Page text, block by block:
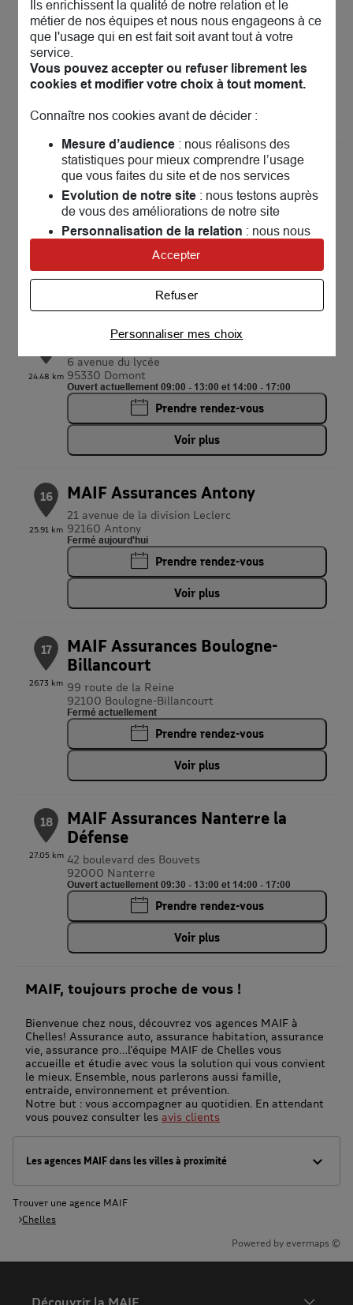
13
24.41 km
MAIF Assurances Meaux
35 chemin de Beauval
77100 Meaux
Ouvert actuellement 09:30 - 12:00 et 14:00 - 17:00
Prendre rendez-vous
Voir plus
MAIF Assurances Issy-les-
Moulineaux
54 rue du Général Leclerc
Ouvert actuellement 10:00 - 17:00
Prendre rendez-vous
24.48 km
MAIF Assurances Domont
6 avenue du lycée
95330 Domont
Ouvert actuellement 09:00 - 13:00 et 14:00 - 17:00
Prendre rendez-vous
Voir plus
16
25.91 km
MAIF Assurances Antony
21 avenue de la division Leclerc
92160 Antony
Fermé aujourd'hui
Prendre rendez-vous
Voir plus
17
26.73 km
MAIF Assurances Boulogne-
Billancourt
99 route de la Reine
92100 Boulogne-Billancourt
Fermé actuellement
Prendre rendez-vous
Voir plus
18
27.05 km
MAIF Assurances Nanterre la
Défense
42 boulevard des Bouvets
92000 Nanterre
Ouvert actuellement 09:30 - 13:00 et 14:00 - 17:00
Prendre rendez-vous
Voir plus
MAIF, toujours proche de vous !
Bienvenue chez nous, découvrez vos agences MAIF à
Chelles! Assurance auto, assurance habitation, assurance
vie, assurance pro…l'équipe MAIF de Chelles vous
accueille et étudie avec vous la solution qui vous convient
le mieux. Ensemble, nous parlerons aussi famille,
entraide, environnement et prévention.
Notre but : vous accompagner au quotidien. En attendant
vous pouvez consulter les avis clients
Les agences MAIF dans les villes à proximité
Trouver une agence MAIF
Chelles
Powered by evermaps ©
Découvrir la MAIF
Ils enrichissent la qualité de notre relation et le
métier de nos équipes et nous nous engageons à ce
que l'usage qui en est fait soit avant tout à votre
service.
Vous pouvez accepter ou refuser librement les
cookies et modifier votre choix à tout moment.
Connaître nos cookies avant de décider :
Mesure d’audience: nous réalisons des
statistiques pour mieux comprendre l’usage
que vous faites du site et de nos services
Evolution de notre site: nous testons auprès
de vous des améliorations de notre site
Personnalisation de la relation : nous nous
et personnaliser nos offres
Univers publicitaire: nous utilisons avec nos
partenaires des cookies pour afficher des
publicités personnalisées
Connaître notre politique cookies et la liste de nos
partenaires
Personnaliser mes choix
Refuser
Accepter